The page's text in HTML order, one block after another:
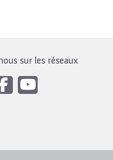
sur les réseaux